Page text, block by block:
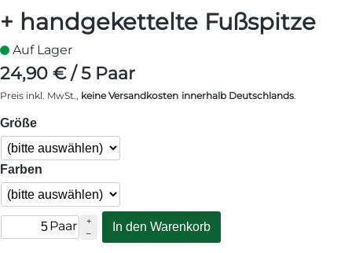
+ handgekettelte Fußspitze
Auf Lager
24,90 €/ 5 Paar
Preis inkl. MwSt., keineVersandkosten innerhalb Deutschlands.
Größe
Farben
Paar
+
–
In den Warenkorb